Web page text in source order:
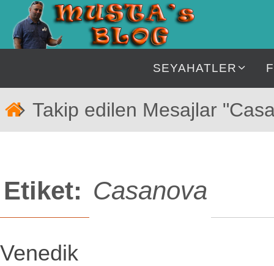
İçeriğe
geç
SEYAHATLER
Takip edilen Mesajlar
Etiket: Casanova
Venedik